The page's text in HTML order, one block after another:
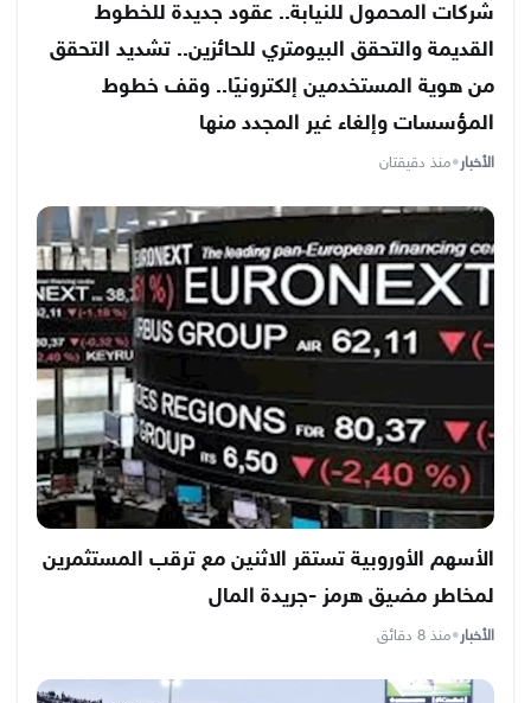
شركات المحمول للنيابة.. عقود جديدة للخطوط
القديمة والتحقق البيومتري للحائزين.. تشديد التحقق
من هوية المستخدمين إلكترونيًا.. وقف خطوط
المؤسسات وإلغاء غير المجدد منها
الأخبار•منذ دقيقتان
الأسهم الأوروبية تستقر الاثنين مع ترقب المستثمرين
لمخاطر مضيق هرمز -جريدة المال
الأخبار•منذ 8 دقائق